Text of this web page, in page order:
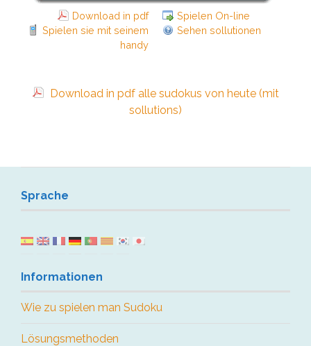
Download in pdf
Spielen On-line
Spielen sie mit seinem
handy
Sehen sollutionen
Download in pdf alle sudokus von heute (mit
sollutions)
Sprache
Informationen
Wie zu spielen man Sudoku
Lösungsmethoden